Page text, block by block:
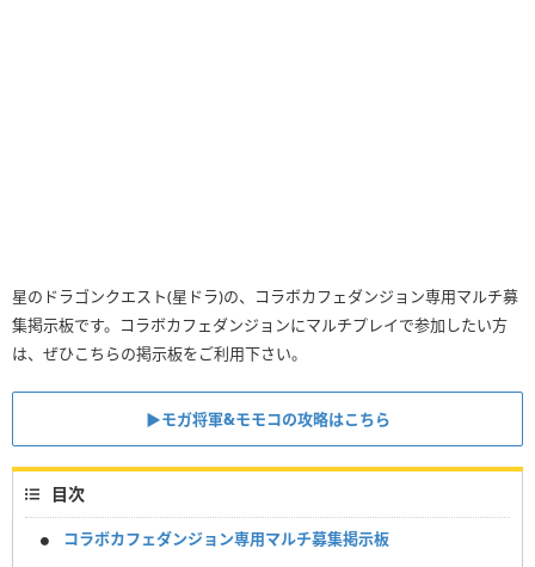
星のドラゴンクエスト(星ドラ)の、コラボカフェダンジョン専用マルチ募
集掲示板です。コラボカフェダンジョンにマルチプレイで参加したい方
は、ぜひこちらの掲示板をご利用下さい。
▶︎モガ将軍&モモコの攻略はこちら
目次
コラボカフェダンジョン専用マルチ募集掲示板